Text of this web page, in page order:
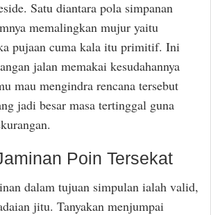
Satu diantara pola simpanan
memalingkan mujur yaitu
pujaan cuma kala itu primitif. Ini
jalan memakai kesudahannya
mau mengindra rencana tersebut
jadi besar masa tertinggal guna
Poin Tersekat
dalam tujuan simpulan ialah valid,
jitu. Tanyakan menjumpai